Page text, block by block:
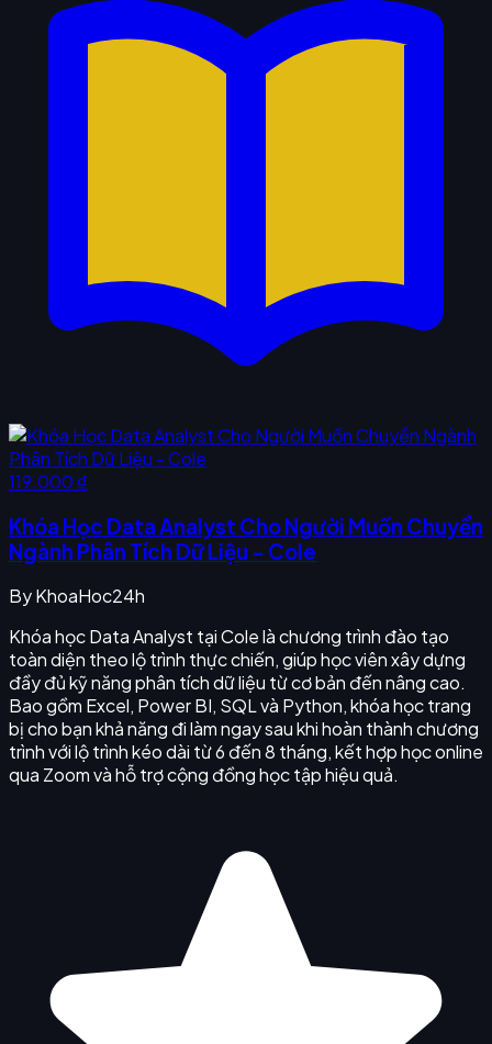
119.000 ₫
Khóa Học Data Analyst Cho Người Muốn Chuyển
Ngành Phân Tích Dữ Liệu - Cole
ByKhoaHoc24h
Khóa học Data Analyst tại Cole là chương trình đào tạo
toàn diện theo lộ trình thực chiến, giúp học viên xây dựng
đầy đủ kỹ năng phân tích dữ liệu từ cơ bản đến nâng cao.
Bao gồm Excel, Power BI, SQL và Python, khóa học trang
bị cho bạn khả năng đi làm ngay sau khi hoàn thành chương
trình với lộ trình kéo dài từ 6 đến 8 tháng, kết hợp học online
qua Zoom và hỗ trợ cộng đồng học tập hiệu quả.